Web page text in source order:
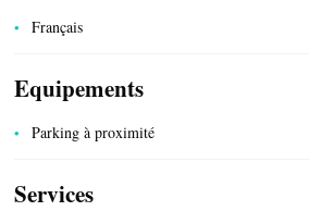
Français
Equipements
Parking à proximité
Services